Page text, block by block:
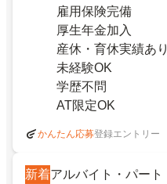
雇用保険完備
厚生年金加入
産休・育休実績あり
未経験OK
学歴不問
AT限定OK
かんたん応募登録エントリー
新着アルバイト・パート